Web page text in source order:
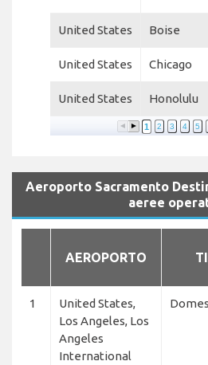
United States Boise
United States Chicago
United States Honolulu
1 2 3 4 5
Aeroporto Sacramento
aeree
AEROPORTO
1
United States,
Los Angeles, Los
Angeles
International